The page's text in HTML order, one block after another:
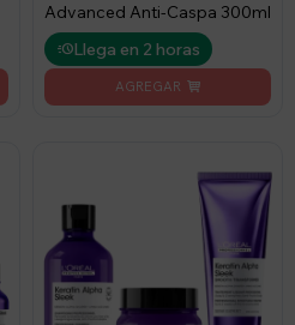
Advanced Anti-Caspa 300ml
Llega en 2 horas